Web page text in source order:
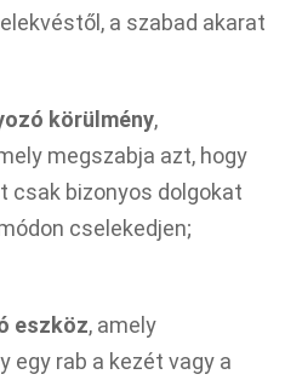
a szabad akarat
körülmény,
megszabja azt, hogy
csak bizonyos dolgokat
cselekedjen;
eszköz, amely
egy rab a kezét vagy a